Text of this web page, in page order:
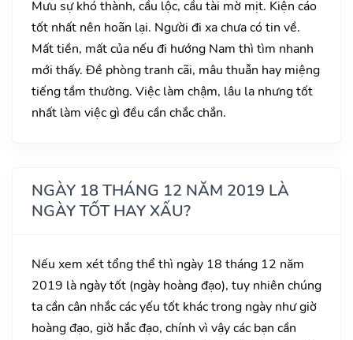
Mưu sự khó thành, cầu lộc, cầu tài mờ mịt. Kiện cáo
tốt nhất nên hoãn lại. Người đi xa chưa có tin về.
Mất tiền, mất của nếu đi hướng Nam thì tìm nhanh
mới thấy. Đề phòng tranh cãi, mâu thuẫn hay miệng
tiếng tầm thường. Việc làm chậm, lâu la nhưng tốt
nhất làm việc gì đều cần chắc chắn.
NGÀY 18 THÁNG 12 NĂM 2019 LÀ
NGÀY TỐT HAY XẤU?
Nếu xem xét tổng thể thì ngày 18 tháng 12 năm
2019 là ngày tốt (ngày hoàng đạo), tuy nhiên chúng
ta cần cân nhắc các yếu tốt khác trong ngày như giờ
hoàng đạo, giờ hắc đạo, chính vì vậy các bạn cần